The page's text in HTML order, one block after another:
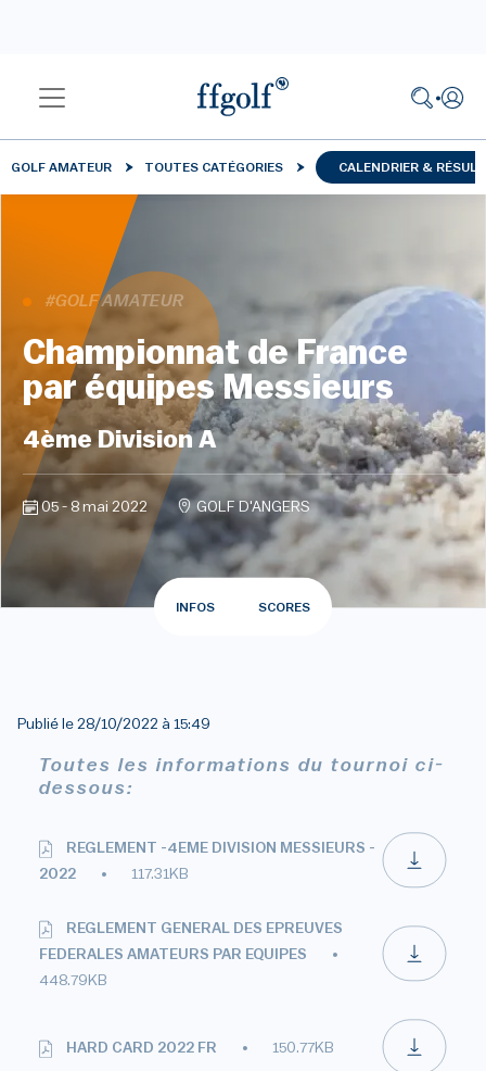
GOLF AMATEUR TOUTES CATÉGORIES CALENDRIER &
#GOLF AMATEUR
Championnat de France
par équipes Messieurs
4ème Division A
05 - 8 mai 2022 GOLF D'ANGERS
INFOS SCORES
Publié le 28/10/2022 à 15:49
Toutes les informations du tournoi ci-
dessous:
REGLEMENT -4EME DIVISION MESSIEURS -
2022
117.31KB
REGLEMENT GENERAL DES EPREUVES
FEDERALES AMATEURS PAR EQUIPES
448.79KB
HARD CARD 2022 FR 150.77KB